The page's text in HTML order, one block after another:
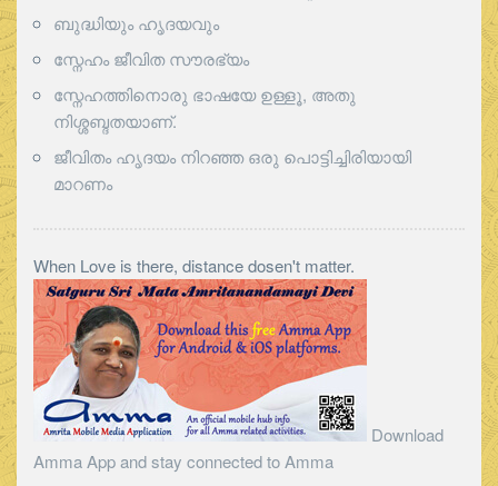
ബുദ്ധിയും ഹൃദയവും
സ്നേഹം ജീവിത സൗരഭ്യം
സ്നേഹത്തിനൊരു ഭാഷയേ ഉള്ളൂ, അതു
നിശ്ശബ്ദതയാണ്.
ജീവിതം ഹൃദയം നിറഞ്ഞ ഒരു പൊട്ടിച്ചിരിയായി
മാറണം
When Love is there, distance dosen't matter.
Download
Amma App and stay connected to Amma